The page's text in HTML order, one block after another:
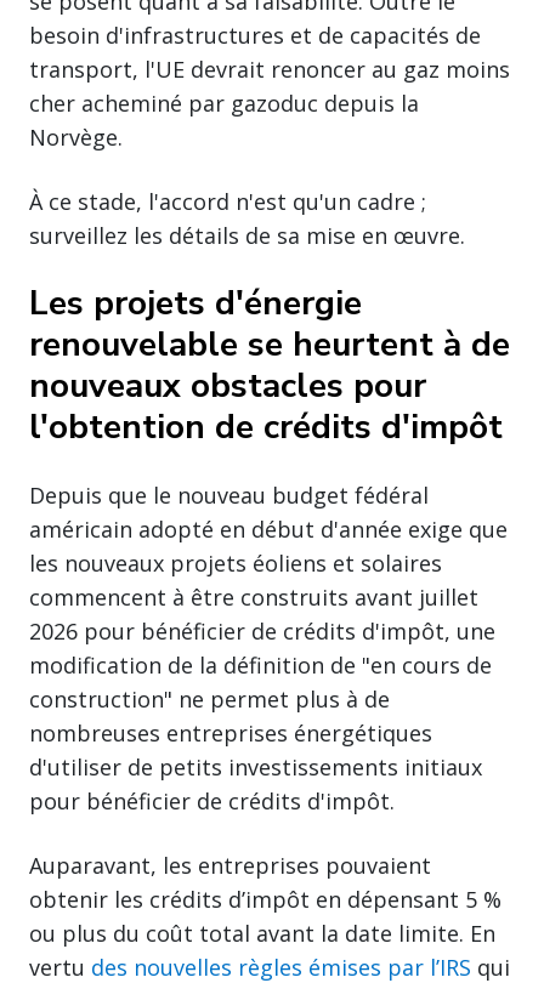
besoin d'infrastructures et de capacités de
transport, l'UE devrait renoncer au gaz moins
cher acheminé par gazoduc depuis la
Norvège.
À ce stade, l'accord n'est qu'un cadre ;
surveillez les détails de sa mise en œuvre.
Les projets d'énergie
renouvelable se heurtent à de
nouveaux obstacles pour
l'obtention de crédits d'impôt
Depuis que le nouveau budget fédéral
américain adopté en début d'année exige que
les nouveaux projets éoliens et solaires
commencent à être construits avant juillet
2026 pour bénéficier de crédits d'impôt, une
modification de la définition de "en cours de
construction" ne permet plus à de
nombreuses entreprises énergétiques
d'utiliser de petits investissements initiaux
pour bénéficier de crédits d'impôt.
Auparavant, les entreprises pouvaient
obtenir les crédits d’impôt en dépensant 5 %
ou plus du coût total avant la date limite. En
vertu des nouvelles règles émises par l’IRS qui